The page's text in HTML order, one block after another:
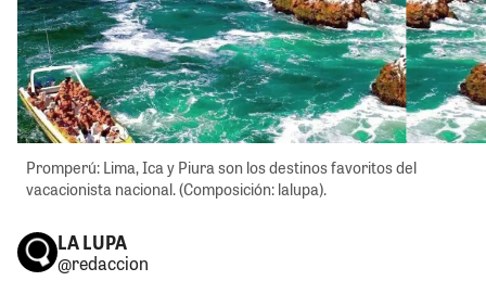
Promperú: Lima, Ica y Piura son los destinos favoritos del
vacacionista nacional. (Composición: lalupa).
LA LUPA
@redaccion